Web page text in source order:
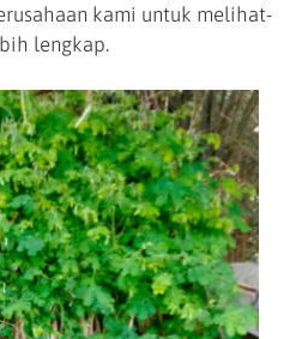
kami untuk melihat-
lengkap.